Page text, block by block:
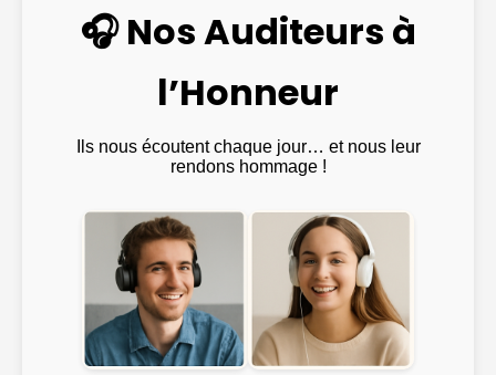
🎧 Nos Auditeurs à
l’Honneur
Ils nous écoutent chaque jour… et nous leur
rendons hommage !